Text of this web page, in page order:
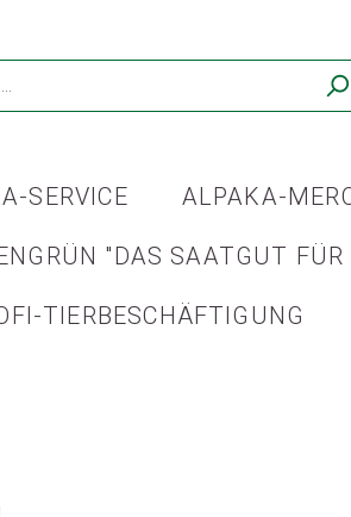
SERVICE ALPAKA-
"DAS SAATGUT FÜR
TIERBESCHÄFTIGUNG